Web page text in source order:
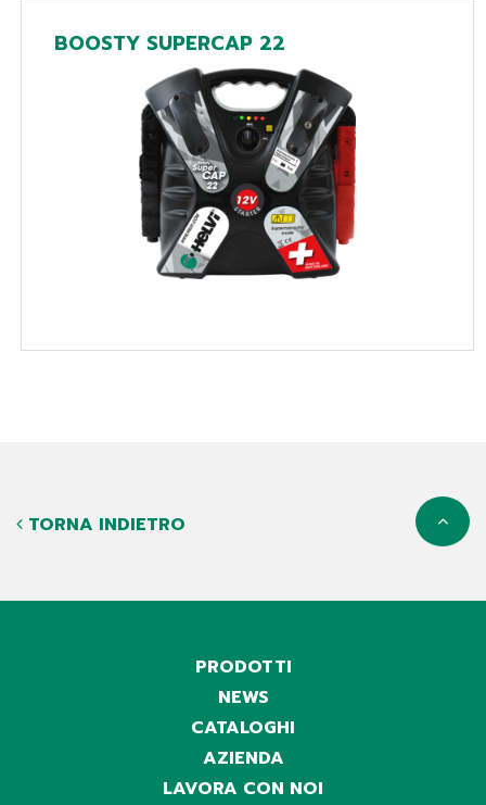
BOOSTY SUPERCAP 22
TORNA INDIETRO
PRODOTTI
NEWS
CATALOGHI
AZIENDA
LAVORA CON NOI